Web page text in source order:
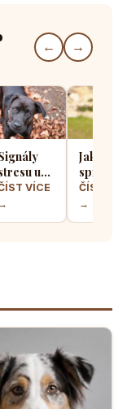
← →
u
Jak
poznat, že
váš
VÍCE
→
Jak
správně
štěně, aby
z něj
ČÍST VÍCE
→